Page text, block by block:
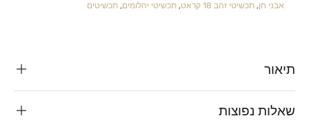
אבני חן,תכשיטי זהב 18 קראט ,תכשיטי יהלומים,תכשיטים
תיאור
שאלות נפוצות